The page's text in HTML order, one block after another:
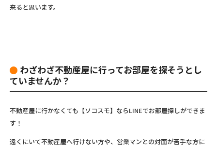
来ると思います。
わざわざ不動産屋に行ってお部屋を探そうとし
ていませんか？
不動産屋に行かなくても【ソコスモ】ならLINEでお部屋探しができま
す！
遠くにいて不動産屋へ行けない方や、営業マンとの対面が苦手な方に